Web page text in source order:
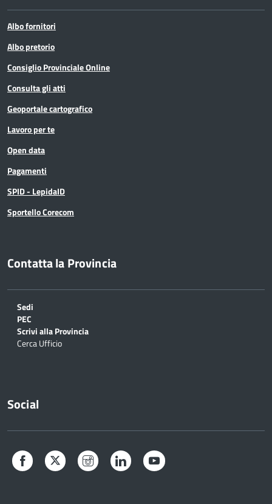
Albo fornitori
Albo pretorio
Consiglio Provinciale Online
Consulta gli atti
Geoportale cartografico
Lavoro per te
Open data
Pagamenti
SPID - LepidaID
Sportello Corecom
Contatta la Provincia
Sedi
PEC
Scrivi alla Provincia
Cerca Ufficio
Social
Facebook Twitter Instagram LinkedIn